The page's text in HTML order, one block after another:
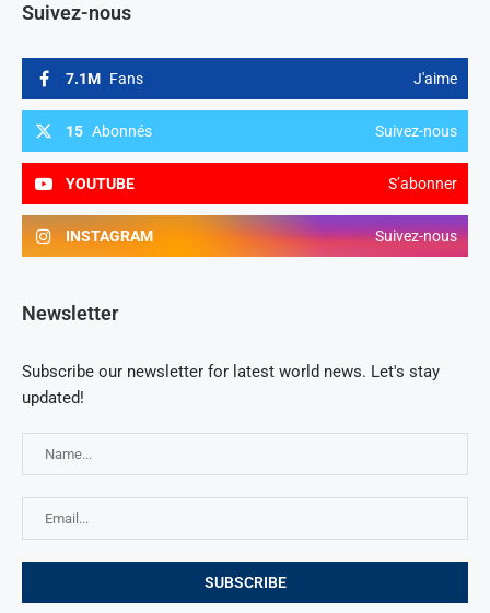
Suivez-nous
7.1M Fans J'aime
15 Abonnés Suivez-nous
YOUTUBE S’abonner
INSTAGRAM Suivez-nous
Newsletter
Subscribe our newsletter for latest world news. Let's stay
updated!